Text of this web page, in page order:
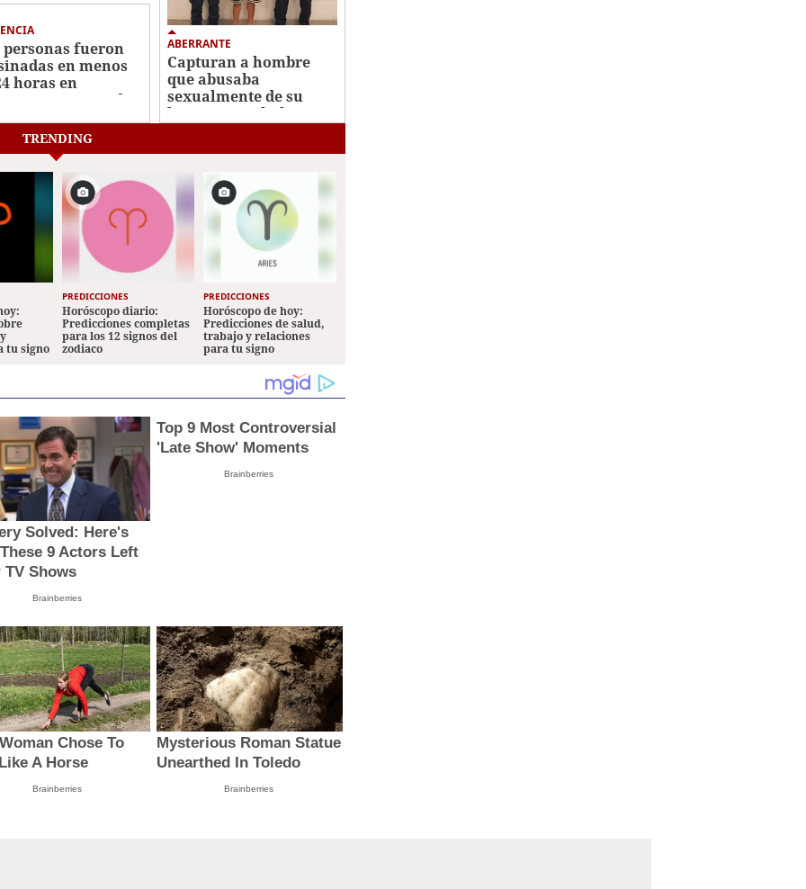
personas fueron
en menos
horas en
sectores de
ABERRANTE
Capturan a hombre
que abusaba
sexualmente de su
hijastra en Choloma
TRENDING
tu signo
PREDICCIONES
Horóscopo diario:
Predicciones completas
para los 12 signos del
zodiaco
PREDICCIONES
Horóscopo de hoy:
Predicciones de salud,
trabajo y relaciones
para tu signo
Solved: Here's
9 Actors Left
TV Shows
Brainberries
Top 9 Most Controversial
'Late Show' Moments
Brainberries
Chose To
A Horse
Brainberries
Mysterious Roman Statue
Unearthed In Toledo
Brainberries